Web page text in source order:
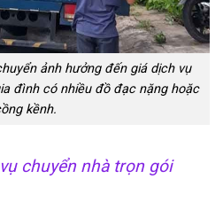
ảnh hưởng đến giá dịch vụ
đình có nhiều đồ đạc nặng hoặc
kềnh.
chuyển nhà trọn gói